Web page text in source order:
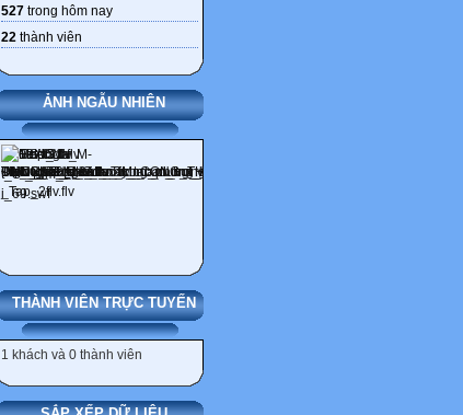
527 trong hôm nay
22 thành viên
ẢNH NGẪU NHIÊN
THÀNH VIÊN TRỰC TUYẾN
1 khách và 0 thành viên